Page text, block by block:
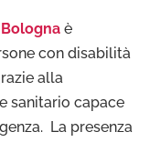
Bologna è
con disabilità
alla
sanitario capace
La presenza